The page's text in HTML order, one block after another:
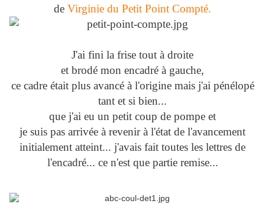
de Virginie du Petit Point Compté.
J'ai fini la frise tout à droite
et brodé mon encadré à gauche,
ce cadre était plus avancé à l'origine mais j'ai pénélopé
tant et si bien...
que j'ai eu un petit coup de pompe et
je suis pas arrivée à revenir à l'état de l'avancement
initialement atteint... j'avais fait toutes les lettres de
l'encadré... ce n'est que partie remise...